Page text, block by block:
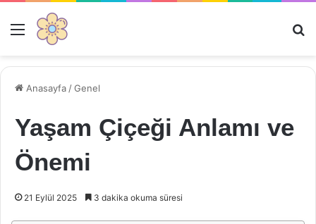
Menü
Anasayfa /Genel
Yaşam Çiçeği Anlamı ve
Önemi
21 Eylül 2025 3 dakika okuma süresi